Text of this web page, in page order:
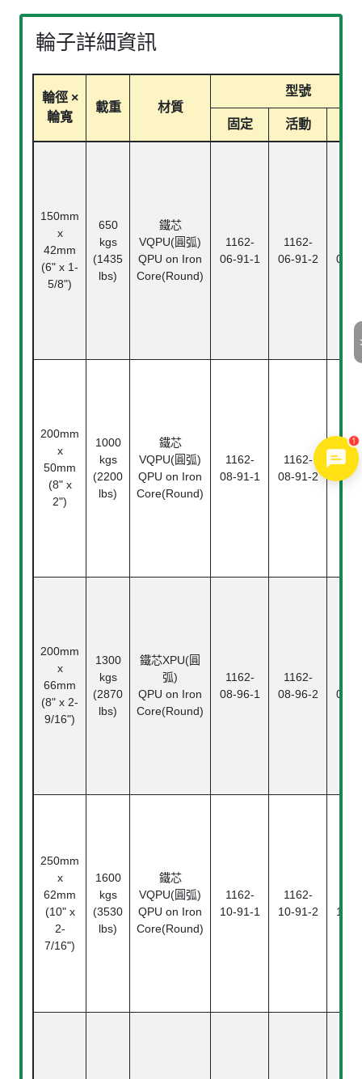
輪子詳細資訊
輪徑 ×
輪寬
載重 材質
型號
固定 活動
150mm
x
42mm
(6" x 1-
5/8")
650
kgs
(1435
lbs)
鐵芯
VQPU(圓弧)
QPU on Iron
Core(Round)
1162-
06-91-1
1162-
06-91-2
06-
200mm
x
50mm
(8" x
2")
1000
kgs
(2200
lbs)
鐵芯
VQPU(圓弧)
QPU on Iron
Core(Round)
1162-
08-91-1
1162-
08-91-2
08-
200mm
x
66mm
(8" x 2-
9/16")
1300
kgs
(2870
lbs)
鐵芯XPU(圓
弧)
QPU on Iron
Core(Round)
1162-
08-96-1
1162-
08-96-2
08-
250mm
x
62mm
(10" x
2-
7/16")
1600
kgs
(3530
lbs)
鐵芯
VQPU(圓弧)
QPU on Iron
Core(Round)
1162-
10-91-1
1162-
10-91-2
10-
1